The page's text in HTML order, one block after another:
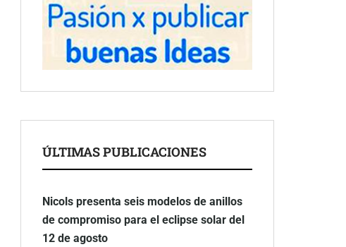
ÚLTIMAS PUBLICACIONES
Nicols presenta seis modelos de anillos
de compromiso para el eclipse solar del
12 de agosto